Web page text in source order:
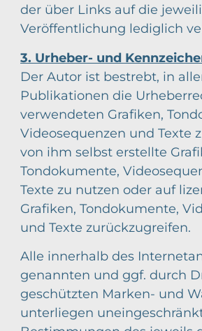
der über Links auf die
Veröffentlichung lediglich
3. Urheber- und
Der Autor ist bestrebt, in
Publikationen die
verwendeten Grafiken,
Videosequenzen und Texte
von ihm selbst erstellte
Tondokumente,
Texte zu nutzen oder auf
Grafiken, Tondokumente,
und Texte zurückzugreifen.
Alle innerhalb des
genannten und ggf. durch
geschützten Marken- und
unterliegen